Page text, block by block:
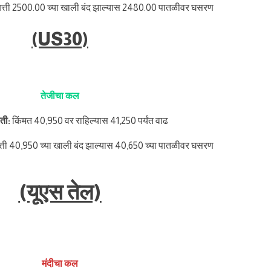
2500.00 च्या खाली बंद झाल्यास 2480.00 पातळीवर घसरण
(US30)
तेजीचा कल
किंमत 40,950 वर राहिल्यास 41,250 पर्यंत वाढ
40,950 च्या खाली बंद झाल्यास 40,650 च्या पातळीवर घसरण
(यूएस तेल)
मंदीचा कल